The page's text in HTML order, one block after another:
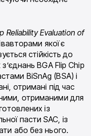
Reliability Evaluation of
якої є
стійкість до
з’єднань BGA Flip Chip
BiSnAg (BSA) і
отримані під час
отриманими для
із
пасти SAC, із
або без нього.